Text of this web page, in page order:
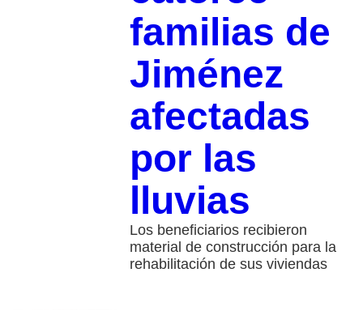
familias de
Jiménez
afectadas
por las
lluvias
Los beneficiarios recibieron
material de construcción para la
rehabilitación de sus viviendas